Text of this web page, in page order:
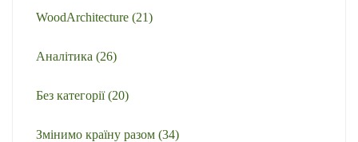
WoodArchitecture (21)
Аналітика (26)
Без категорії(20)
Змінимо країну разом (34)